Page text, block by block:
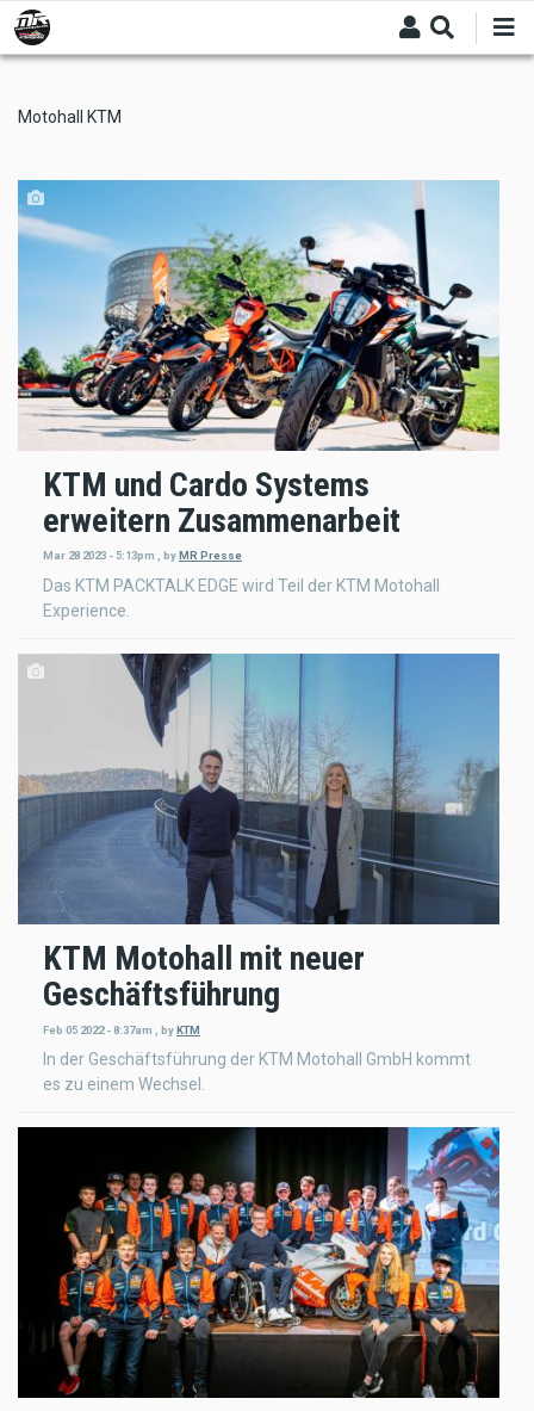
Skip
to
main
Motohall KTM
KTM und Cardo Systems
erweitern Zusammenarbeit
Mar 28 2023 - 5:13pm , by MR Presse
Das KTM PACKTALK EDGE wird Teil der KTM Motohall
Experience.
KTM Motohall mit neuer
Geschäftsführung
Feb 05 2022 - 8:37am byKTM
In der Geschäftsführung der KTM Motohall GmbH kommt
es zu einem Wechsel.